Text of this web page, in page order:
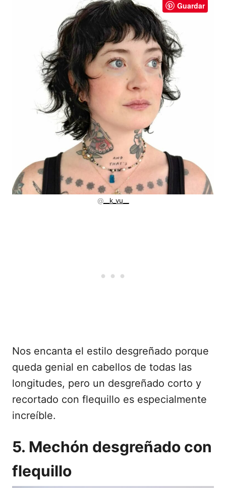
Guardar
@__k_vu__
Nos encanta el estilo desgreñado porque
queda genial en cabellos de todas las
longitudes, pero un desgreñado corto y
recortado con flequillo es especialmente
increíble.
5. Mechón desgreñado con
flequillo